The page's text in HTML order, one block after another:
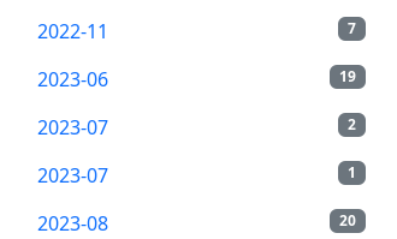
7
2022-11
19
2023-06
2
2023-07
1
2023-07
20
2023-08